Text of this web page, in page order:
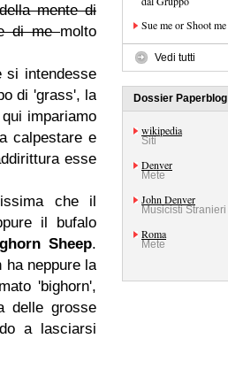
mente di
di memolto
si intendesse
di 'grass', la
impariamo
calpestare e
esse
che il
il bufalo
Sheep.
ha neppure la
'bighorn',
delle grosse
a lasciarsi
Sue me or Shoot me
Vedi tutti
Dossier Paperblog
wikipedia
Siti
Denver
Mete
John Denver
Musicisti Stranieri
Roma
Mete